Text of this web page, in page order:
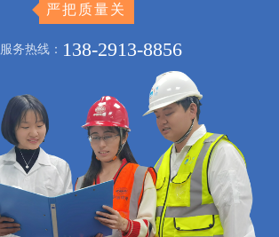
严把质量关
服务热线： 138-2913-8856